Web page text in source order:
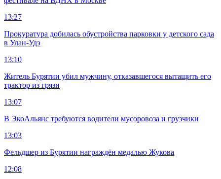
13:27
Прокуратура добилась обустройства парковки у детского сада
в Улан-Удэ
13:10
Житель Бурятии убил мужчину, отказавшегося вытащить его
трактор из грязи
13:07
В ЭкоАльянс требуются водители мусоровоза и грузчики
13:03
Фельдшер из Бурятии награждён медалью Жукова
12:08